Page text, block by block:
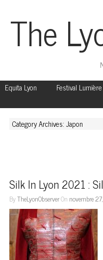
The
Equita Lyon
Festival Lumière
Category Archives: Japon
Silk In Lyon 2021 :
ByTheLyonObserverOn novembre